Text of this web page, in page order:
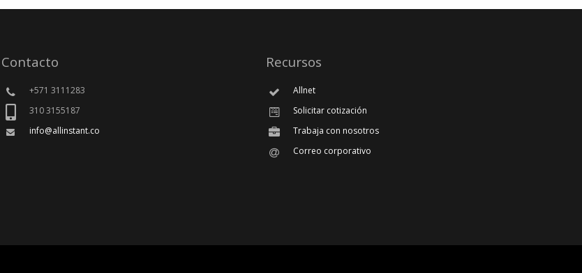
Contacto
+571 3111283
310 3155187
info@allinstant.co
Recursos
Allnet
Solicitar cotización
Trabaja con nosotros
Correo corporativo